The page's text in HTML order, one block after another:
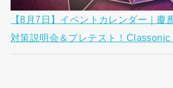
【8月7日】イベントカレンダー｜慶
対策説明会＆プレテスト！Classonic